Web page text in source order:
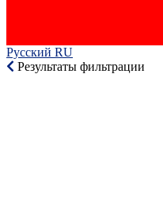
Русский RU‎
Результаты фильтрации